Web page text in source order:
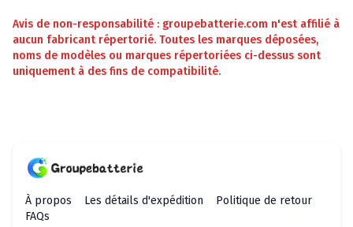
Avis de non-responsabilité : groupebatterie.com n'est affilié à
aucun fabricant répertorié. Toutes les marques déposées,
noms de modèles ou marques répertoriées ci-dessus sont
uniquement à des fins de compatibilité.
À propos Les détails d'expédition
Politique de retour
FAQs